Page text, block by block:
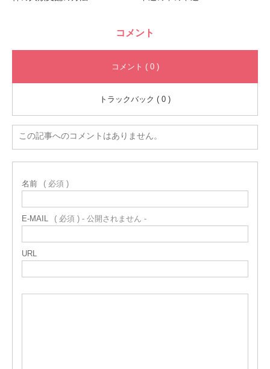
コメント
コメント ( 0 )
トラックバック ( 0 )
この記事へのコメントはありません。
名前 ( 必須 )
E-MAIL ( 必須 ) - 公開されません -
URL